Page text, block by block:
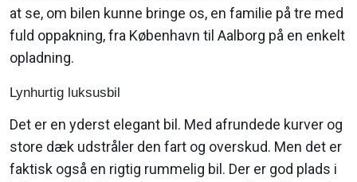
at se, om bilen kunne bringe os, en familie på tre med
fuld oppakning, fra København til Aalborg på en enkelt
opladning.
Lynhurtig luksusbil
Det er en yderst elegant bil. Med afrundede kurver og
store dæk udstråler den fart og overskud. Men det er
faktisk også en rigtig rummelig bil. Der er god plads i